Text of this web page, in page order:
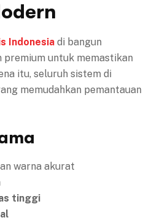
Indonesia di bangun
premium untuk memastikan
itu, seluruh sistem di
memudahkan pemantauan
warna akurat
tinggi